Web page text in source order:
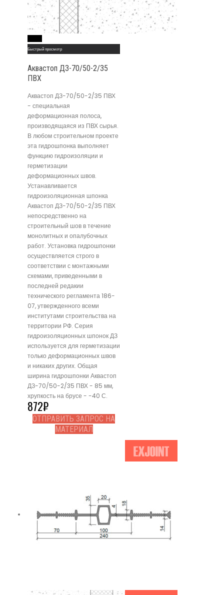
Быстрый просмотр
Аквастоп ДЗ-70/50-2/35
ПВХ
Аквастоп ДЗ-70/50-2/35 ПВХ
- специальная
деформационная полоса,
производящаяся из ПВХ сырья.
В любом строительном проекте
эта гидрошпонка выполняет
функцию гидроизоляции и
герметизации
деформационных швов.
Устанавливается
гидроизоляционная шпонка
Аквастоп ДЗ-70/50-2/35 ПВХ
непосредственно на
строительный шов в течение
монолитных и опалубочных
работ. Установка гидрошпонки
осуществляется строго в
соответствии с монтажными
схемами, приведенными в
последней редакии
технического регламента 186-
07, утвержденного всеми
институтами строительства на
территории РФ. Серия
гидроизоляционных шпонок ДЗ
используется для герметизации
только деформационных швов
и никаких других. Общая
ширина гидрошпонки Аквастоп
ДЗ-70/50-2/35 ПВХ - 85 мм,
хрупкость на брусе - -40 С.
872₽
ОТПРАВИТЬ ЗАПРОС НА
МАТЕРИАЛ